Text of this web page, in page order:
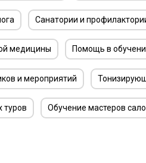
Санатории и
медицины Помощь в
и мероприятий
туров Обучение мастеров